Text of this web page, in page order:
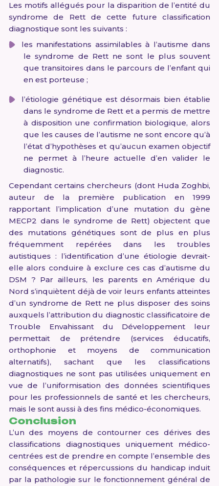
Les motifs allégués pour la disparition de l’entité du
syndrome de Rett de cette future classification
diagnostique sont les suivants :
les manifestations assimilables à l’autisme dans
le syndrome de Rett ne sont le plus souvent
que transitoires dans le parcours de l’enfant qui
en est porteuse ;
l’étiologie génétique est désormais bien établie
dans le syndrome de Rett et a permis de mettre
à disposition une confirmation biologique, alors
que les causes de l’autisme ne sont encore qu’à
l’état d’hypothèses et qu’aucun examen objectif
ne permet à l’heure actuelle d’en valider le
diagnostic.
Cependant certains chercheurs (dont Huda Zoghbi,
auteur de la première publication en 1999
rapportant l’implication d’une mutation du gène
MECP2 dans le syndrome de Rett) objectent que
des mutations génétiques sont de plus en plus
fréquemment repérées dans les troubles
autistiques : l’identification d’une étiologie devrait-
elle alors conduire à exclure ces cas d’autisme du
DSM ? Par ailleurs, les parents en Amérique du
Nord s’inquiètent déjà de voir leurs enfants atteintes
d’un syndrome de Rett ne plus disposer des soins
auxquels l’attribution du diagnostic classificatoire de
Trouble Envahissant du Développement leur
permettait de prétendre (services éducatifs,
orthophonie et moyens de communication
alternatifs), sachant que les classifications
diagnostiques ne sont pas utilisées uniquement en
vue de l’uniformisation des données scientifiques
pour les professionnels de santé et les chercheurs,
mais le sont aussi à des fins médico-économiques.
Conclusion
L’un des moyens de contourner ces dérives des
classifications diagnostiques uniquement médico-
centrées est de prendre en compte l’ensemble des
conséquences et répercussions du handicap induit
par la pathologie sur le fonctionnement général de